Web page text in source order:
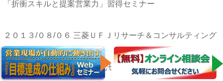
「折衝スキルと提案営業力」習得セミナー
２０１３/０８/０６ 三菱ＵＦＪリサーチ＆コンサルティング
（東京）
「営業折衝力・提案力」強化セミナー